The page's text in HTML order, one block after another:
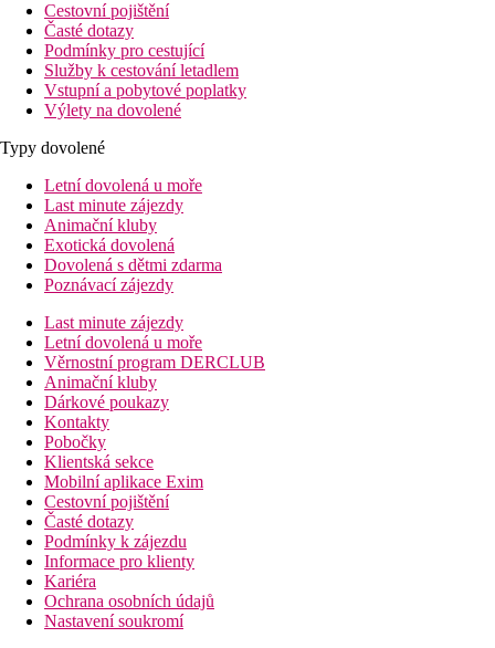
Cestovní pojištění
Časté dotazy
Podmínky pro cestující
Služby k cestování letadlem
Vstupní a pobytové poplatky
Výlety na dovolené
Typy dovolené
Letní dovolená u moře
Last minute zájezdy
Animační kluby
Exotická dovolená
Dovolená s dětmi zdarma
Poznávací zájezdy
Last minute zájezdy
Letní dovolená u moře
Věrnostní program DERCLUB
Animační kluby
Dárkové poukazy
Kontakty
Pobočky
Klientská sekce
Mobilní aplikace Exim
Cestovní pojištění
Časté dotazy
Podmínky k zájezdu
Informace pro klienty
Kariéra
Ochrana osobních údajů
Nastavení soukromí